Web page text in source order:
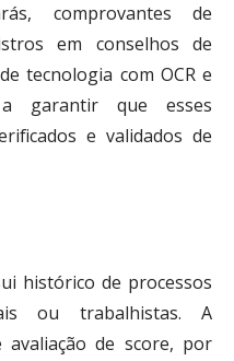
comprovantes de
em conselhos de
tecnologia com OCR e
garantir que esses
e validados de
histórico de processos
ou trabalhistas. A
avaliação de score, por